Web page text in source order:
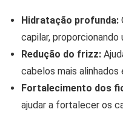
Hidratação profunda:
capilar, proporcionando
Redução do frizz:
cabelos mais alinhados
Fortalecimento dos
ajudar a fortalecer os